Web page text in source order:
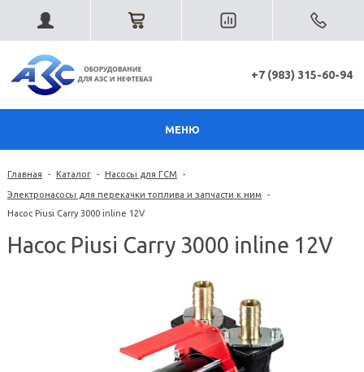
+7 (983) 315-60-94
МЕНЮ
Главная - Каталог - Насосы для ГСМ -
Электронасосы для перекачки топлива и запчасти к ним
-
Насос Piusi Carry 3000 inline 12V
Насос Piusi Carry 3000 inline 12V